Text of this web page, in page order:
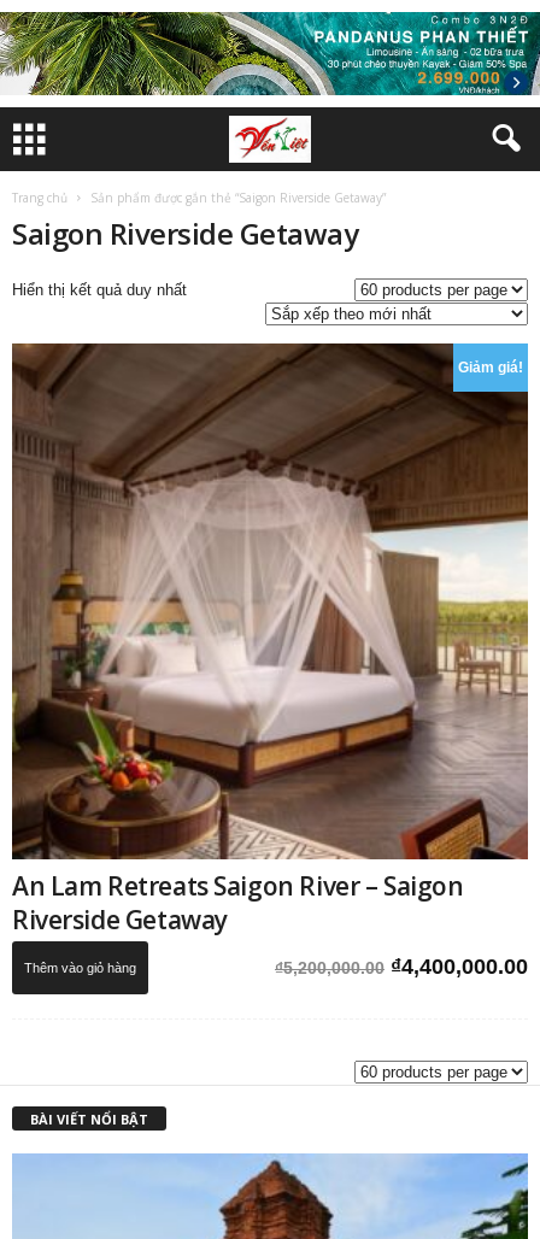
Trang chủ Sản phẩm được gắn thẻ “Saigon Riverside Getaway”
Saigon Riverside Getaway
Hiển thị kết quả duy nhất
Giảm giá!
An Lam Retreats Saigon River – Saigon
Riverside Getaway
₫5,200,000.00 Giá
₫4,400,000.00
Thêm vào giỏ hàng
BÀI VIẾT NỔI BẬT